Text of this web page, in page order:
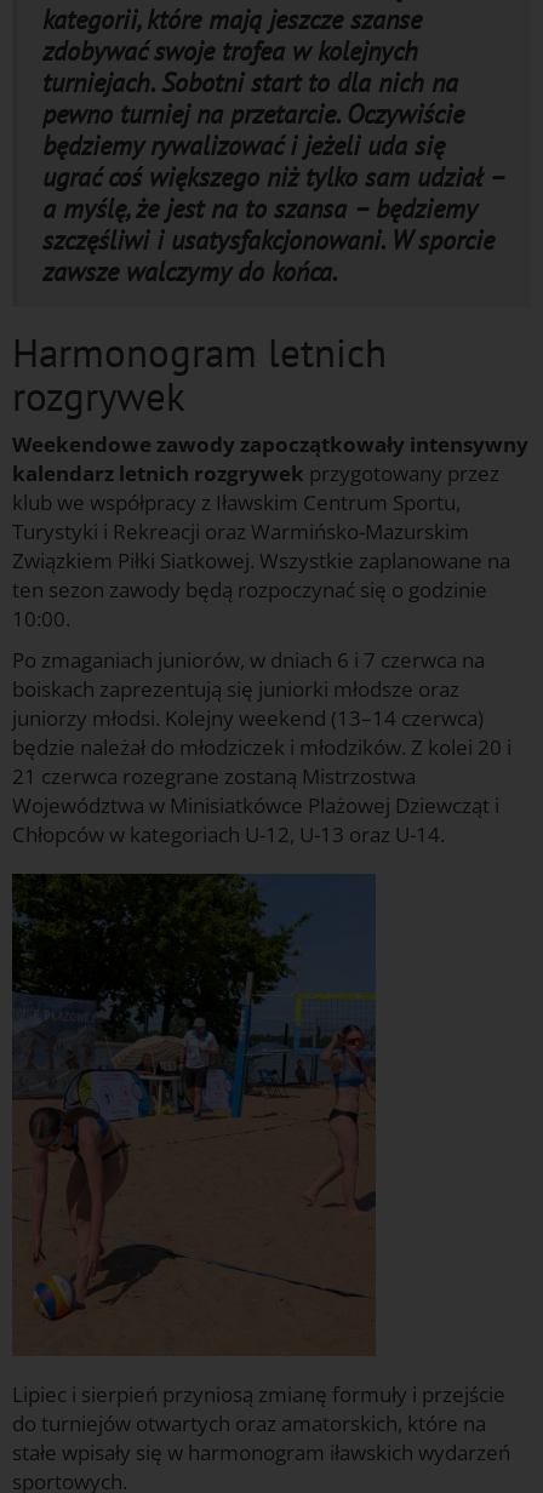
kategorii, które mają jeszcze szanse
zdobywać swoje trofea w kolejnych
turniejach. Sobotni start to dla nich na
pewno turniej na przetarcie. Oczywiście
będziemy rywalizować i jeżeli uda się
ugrać coś większego niż tylko sam udział –
a myślę, że jest na to szansa – będziemy
szczęśliwi i usatysfakcjonowani. W sporcie
zawsze walczymy do końca.
Harmonogram letnich
rozgrywek
Weekendowe zawody zapoczątkowały intensywny
kalendarz letnich rozgrywek przygotowany przez
klub we współpracy z Iławskim Centrum Sportu,
Turystyki i Rekreacji oraz Warmińsko-Mazurskim
Związkiem Piłki Siatkowej. Wszystkie zaplanowane na
ten sezon zawody będą rozpoczynać się o godzinie
10:00.
Po zmaganiach juniorów, w dniach 6 i 7 czerwca na
boiskach zaprezentują się juniorki młodsze oraz
juniorzy młodsi. Kolejny weekend (13–14 czerwca)
będzie należał do młodziczek i młodzików. Z kolei 20 i
21 czerwca rozegrane zostaną Mistrzostwa
Województwa w Minisiatkówce Plażowej Dziewcząt i
Chłopców w kategoriach U-12, U-13 oraz U-14.
Lipiec i sierpień przyniosą zmianę formuły i przejście
do turniejów otwartych oraz amatorskich, które na
stałe wpisały się w harmonogram iławskich wydarzeń
sportowych.